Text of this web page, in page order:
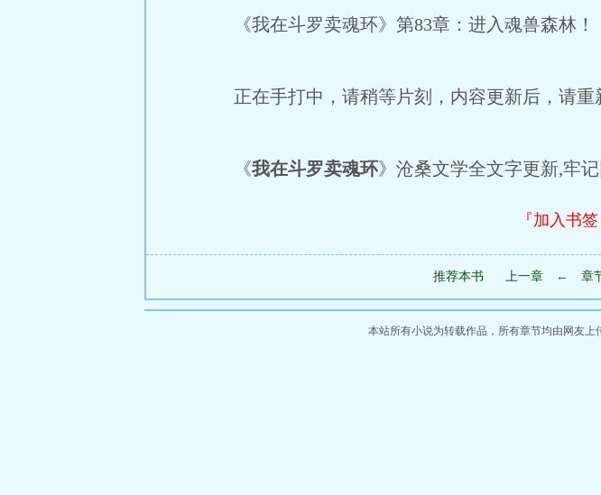
《我在斗罗卖魂环》第83章：进入魂兽森林！
正在手打中，请稍等片刻，内容更新后，请重
《我在斗罗卖魂环》沧桑文学全文字更新,牢记
『加入书
推荐本书 上一章 ← 章
本站所有小说为转载作品，所有章节均由网友上